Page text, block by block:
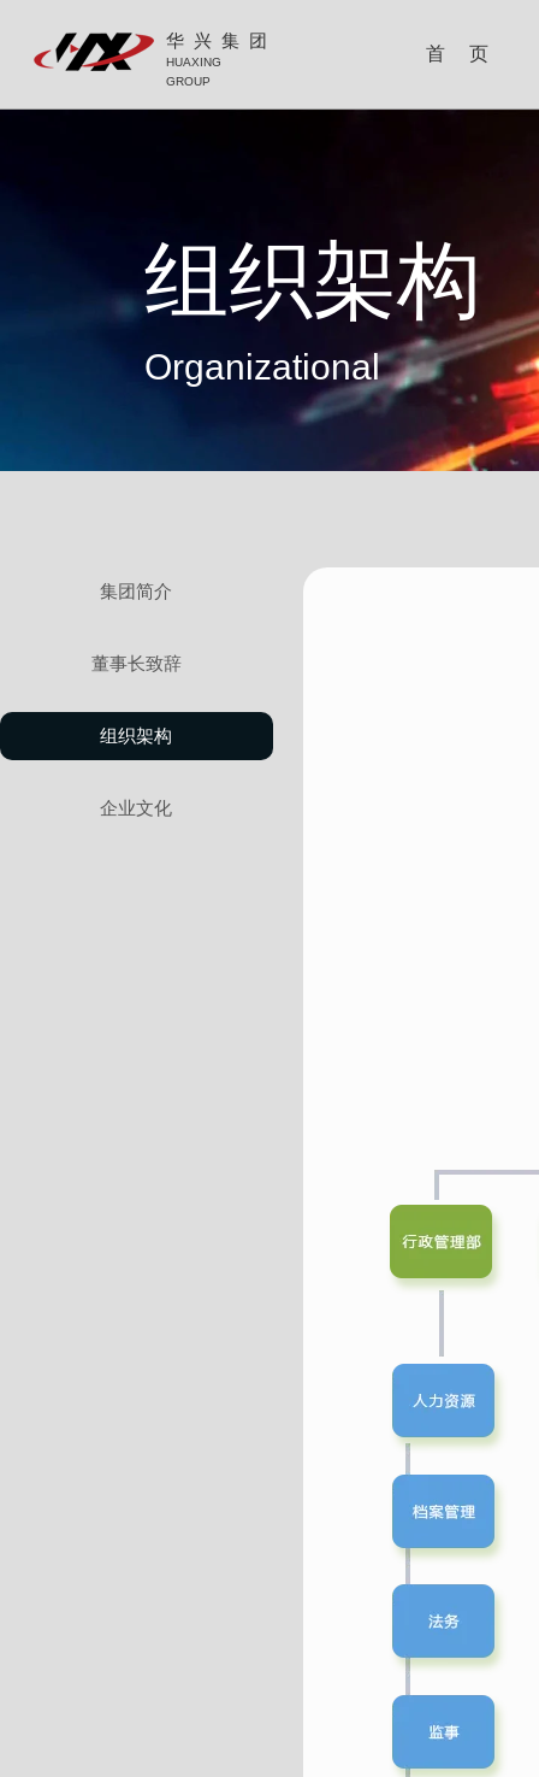
华兴集团
HUAXING
GROUP
首 页
组织架构
Organizational
集团简介
董事长致辞
组织架构
企业文化